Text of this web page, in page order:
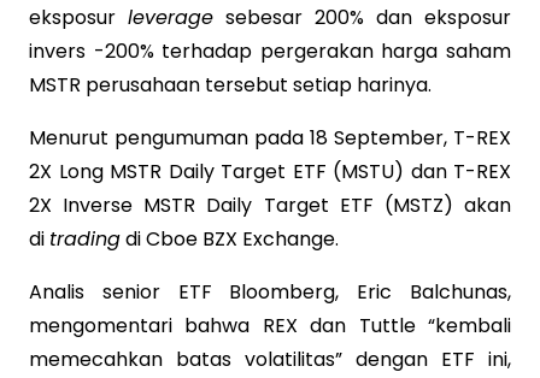
eksposur leverage sebesar 200% dan eksposur
invers -200% terhadap pergerakan harga saham
MSTR perusahaan tersebut setiap harinya.
Menurut pengumuman pada 18 September, T-REX
2X Long MSTR Daily Target ETF (MSTU) dan T-REX
2X Inverse MSTR Daily Target ETF (MSTZ) akan
di tradingdi Cboe BZX Exchange.
Analis senior ETF Bloomberg, Eric Balchunas,
mengomentari bahwa REX dan Tuttle “kembali
memecahkan batas volatilitas” dengan ETF ini,